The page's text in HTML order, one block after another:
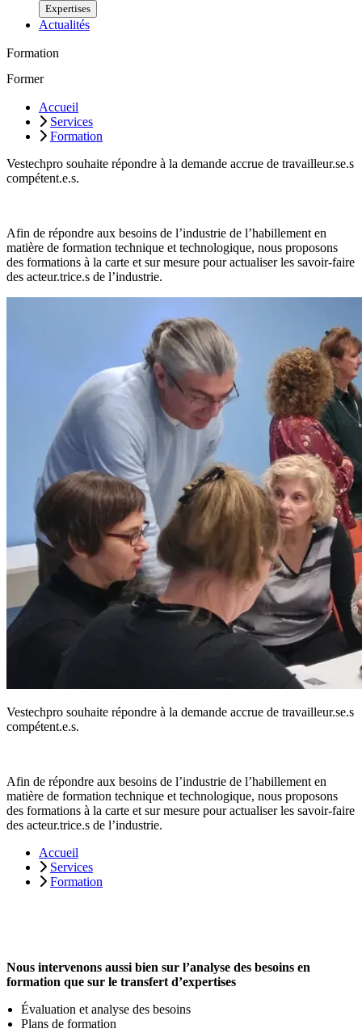
Expertises
Actualités
Formation
Former
Accueil
Services
Formation
Vestechpro souhaite répondre à la demande accrue de travailleur.se.s
compétent.e.s.
Afin de répondre aux besoins de l’industrie de l’habillement en
matière de formation technique et technologique, nous proposons
des formations à la carte et sur mesure pour actualiser les savoir-faire
des acteur.trice.s de l’industrie.
Vestechpro souhaite répondre à la demande accrue de travailleur.se.s
compétent.e.s.
Afin de répondre aux besoins de l’industrie de l’habillement en
matière de formation technique et technologique, nous proposons
des formations à la carte et sur mesure pour actualiser les savoir-faire
des acteur.trice.s de l’industrie.
Accueil
Services
Formation
Nous intervenons aussi bien sur l’analyse des besoins en
formation que sur le transfert d’expertises
Évaluation et analyse des besoins
Plans de formation